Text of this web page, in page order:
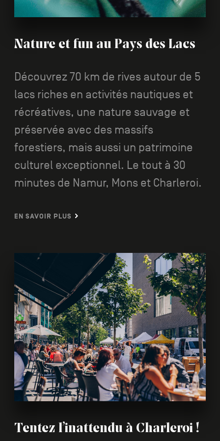
Nature et fun au Pays des Lacs
Découvrez 70 km de rives autour de 5
lacs riches en activités nautiques et
récréatives, une nature sauvage et
préservée avec des massifs
forestiers, mais aussi un patrimoine
culturel exceptionnel. Le tout à 30
minutes de Namur, Mons et Charleroi.
EN SAVOIR PLUS
Tentez l’inattendu à Charleroi !